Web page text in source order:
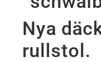
Nya
rullstol.